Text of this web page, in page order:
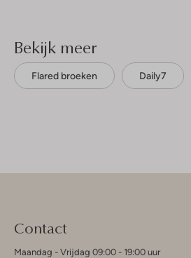
Bekijk meer
Flared broeken Daily7
Contact
Maandag - Vrijdag 09:00 - 19:00 uur